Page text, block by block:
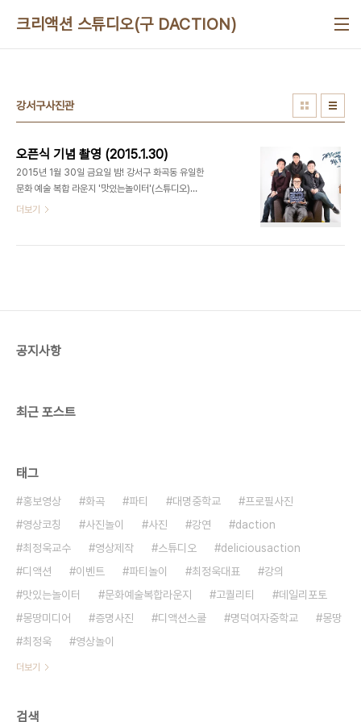
크리액션 스튜디오(구 DACTION)
강서구사진관
오픈식 기념 촬영 (2015.1.30)
2015년 1월 30일 금요일 밤! 강서구 화곡동 유일한
문화 예술 복합 라운지 '맛있는놀이터'(스튜디오)가
오픈식을 무사히 마쳤습니다. 오픈식 기념 프로필사
더보기
공지사항
최근 포스트
태그
홍보영상 화곡 파티 대명중학교
프로필사진
영상코칭
사진놀이 사진 강연
daction
최정욱교수
영상제작 스튜디오
deliciousaction
디액션
이벤트 파티놀이 최정욱대표
강의
맛있는놀이터
문화예술복합라운지 고퀄리티
데일리포토
몽땅미디어
증명사진 디액션스쿨 명덕여자중학교
몽땅
최정욱
영상놀이
더보기
검색